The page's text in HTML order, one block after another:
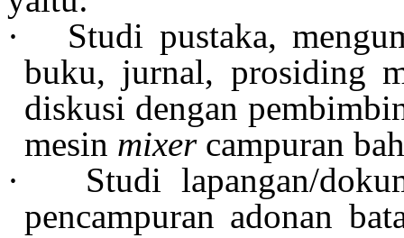
·
Studi pustaka,
buku, jurnal, prosiding
diskusi dengan
mesin mixercampuran
·
Studi lapangan/
pencampuran adonan